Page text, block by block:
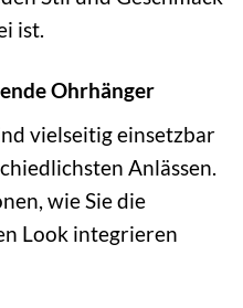
ist.
Ohrhänger
vielseitig einsetzbar
Anlässen.
wie Sie die
Look integrieren